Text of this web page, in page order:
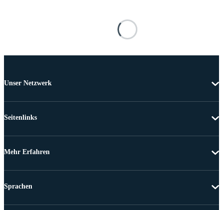
Unser Netzwerk
Seitenlinks
Mehr Erfahren
Sprachen